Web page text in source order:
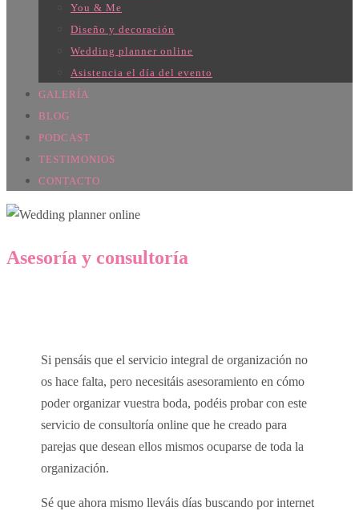
You & Me
Diseño y decoración
Wedding planner online
Asistencia el día del evento
GALERÍA
BLOG
PODCAST
TESTIMONIOS
CONTACTO
Asesoría y consultoría
Si pensáis que el servicio integral de organización no
os hace falta, pero necesitáis asesoramiento en cómo
poder organizar vuestra boda, podéis probar con este
servicio de consultoría online que he creado para
parejas que desean ellos mismos ocuparse de toda la
organización.
Sé que ahora mismo lleváis días buscando por internet